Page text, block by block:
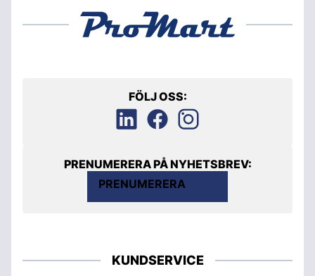
FÖLJ OSS:
PRENUMERERA PÅ NYHETSBREV:
PRENUMERERA
KUNDSERVICE